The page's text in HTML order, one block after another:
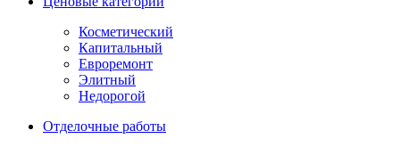
Косметический
Капитальный
Евроремонт
Элитный
Недорогой
Отделочные работы